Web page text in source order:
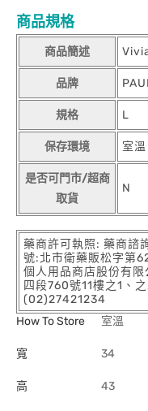
商品規格
商品簡述
品牌
規格 L
保存環境 室溫
是否可門市/超商
取貨
N
藥商許可執照: 藥商
號:北市衛藥販松字第
個人用品商店股份有
四段760號11樓之1、
(02)27421234
How To Store
室溫
寬 34
高 43